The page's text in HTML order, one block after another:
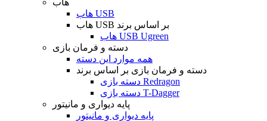
هاب
هاب USB
هاب USB بر اساس برند
هاب USB Ugreen
دسته و فرمان بازی
همه موارد این دسته
دسته و فرمان بازی بر اساس برند
دسته بازی Redragon
دسته بازی T-Dagger
پایه دیواری و مانیتور
پایه دیواری و مانیتور